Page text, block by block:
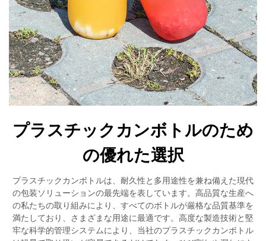
プラスチックカンボトルのため
の優れた選択
プラスチックカンボトルは、耐久性と多用途性を兼ね備えた現代
の包装ソリューションの最先端を表しています。高品質な生産へ
の私たちの取り組みにより、すべてのボトルが厳格な品質基準を
満たしており、さまざまな用途に最適です。高度な製造技術と堅
牢な科学的管理システムにより、当社のプラスチックカンボトル